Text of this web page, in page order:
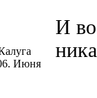
Июня
И